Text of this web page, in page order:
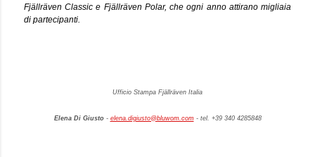
Fjällräven Classic e Fjällräven Polar, che ogni anno attirano migliaia
di partecipanti.
Ufficio Stampa Fjällräven Italia
Elena Di Giusto- elena.digiusto@bluwom.com - tel. +39 340 4285848